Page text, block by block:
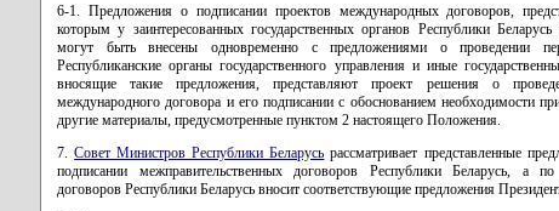
6-1. Предложения о подписании проектов международных договоров,
которым у заинтересованных государственных органов Республики
могут быть внесены одновременно с предложениями о проведении
Республиканские органы государственного управления и иные
вносящие такие предложения, представляют проект решения о
международного договора и его подписании с обоснованием необходимости
другие материалы, предусмотренные пунктом 2 настоящего Положения.
7.Совет Министров Республики Беларусь рассматривает представленные
подписании межправительственных договоров Республики Беларусь, а
договоров Республики Беларусь вносит соответствующие предложения